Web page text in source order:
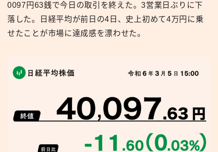
0097円63銭で今日の取引を終えた。3営業日ぶりに下
落した。日経平均が前日の4日、史上初めて4万円に乗
せたことが市場に達成感を漂わせた。